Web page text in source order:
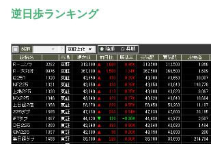
逆日歩ランキング